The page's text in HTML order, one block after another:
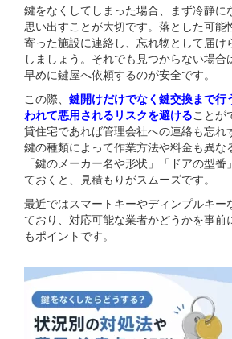
鍵をなくしてしまった場合、まず冷静に
思い出すことが大切です。落とした可能
寄った施設に連絡し、忘れ物として届け
しましょう。それでも見つからない場合
早めに鍵屋へ依頼するのが安全です。
この際、 鍵開けだけでなく鍵交換まで行
われて悪用されるリスクを避けることが
貸住宅であれば管理会社への連絡も忘れ
鍵の種類によって作業方法や料金も異な
「鍵のメーカー名や形状」「ドアの型番
ておくと、見積もりがスムーズです。
最近ではスマートキーやディンプルキー
ており、対応可能な業者かどうかを事前
もポイントです。